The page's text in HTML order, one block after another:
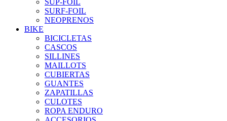
SUP-FOIL
SURF-FOIL
NEOPRENOS
BIKE
BICICLETAS
CASCOS
SILLINES
MAILLOTS
CUBIERTAS
GUANTES
ZAPATILLAS
CULOTES
ROPA ENDURO